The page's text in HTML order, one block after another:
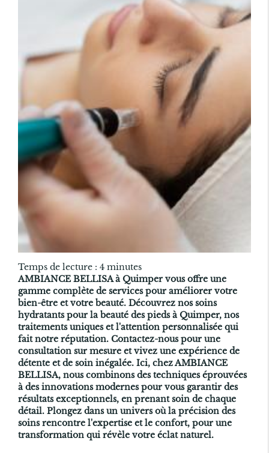
Temps de lecture : 4 minutes
AMBIANCE BELLISA à Quimper vous offre une
gamme complète de services pour améliorer votre
bien-être et votre beauté. Découvrez nos soins
hydratants pour la beauté des pieds à Quimper, nos
traitements uniques et l'attention personnalisée qui
fait notre réputation. Contactez-nous pour une
consultation sur mesure et vivez une expérience de
détente et de soin inégalée. Ici, chez AMBIANCE
BELLISA, nous combinons des techniques éprouvées
à des innovations modernes pour vous garantir des
résultats exceptionnels, en prenant soin de chaque
détail. Plongez dans un univers où la précision des
soins rencontre l'expertise et le confort, pour une
transformation qui révèle votre éclat naturel.